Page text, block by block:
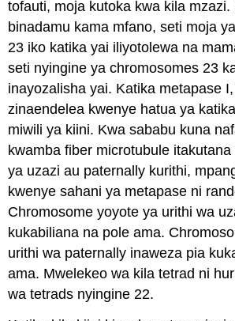
tofauti, moja kutoka kwa kila mzazi.
binadamu kama mfano, seti moja
23 iko katika yai iliyotolewa na
seti nyingine ya chromosomes 23
inayozalisha yai. Katika metapase
zinaendelea kwenye hatua ya
miwili ya kiini. Kwa sababu kuna
kwamba fiber microtubule
ya uzazi au paternally kurithi,
kwenye sahani ya metapase ni
Chromosome yoyote ya urithi wa
kukabiliana na pole ama.
urithi wa paternally inaweza pia
ama. Mwelekeo wa kila tetrad ni
wa tetrads nyingine 22.